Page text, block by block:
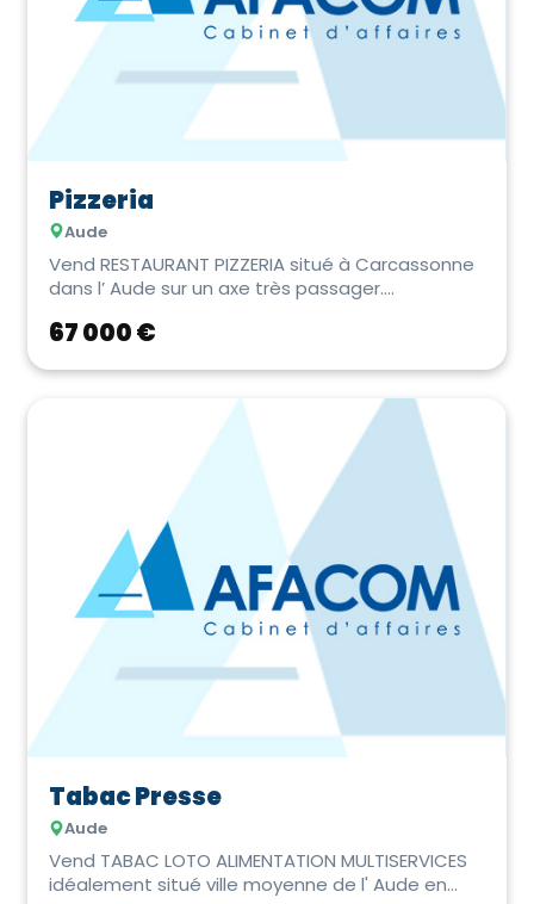
Pizzeria
Aude
Vend RESTAURANT PIZZERIA situé à Carcassonne
dans l’ Aude sur un axe très passager.
67 000 €
Tabac Presse
Aude
Vend TABAC LOTO ALIMENTATION MULTISERVICES
idéalement situé ville moyenne de l' Aude en